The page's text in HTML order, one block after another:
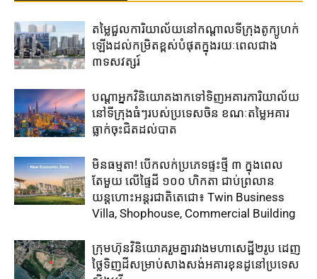
តម្លៃជួល​ការិយាល័យ​នៅ​កណ្តាល​ទីក្រុងតូក្យូ​ហក់​
ឡើង​ដល់​កម្រិត​ខ្ពស់​បំផុត​ក្នុង​រយៈ​ពេល​ជាង​
៣ទសវត្សរ៍​
បណ្តាអ្នកវិនិយោគ​ងាក​ទៅ​ទិញ​អគារការិយាល័យ​
នៅ​ទីក្រុង​ធំៗ​របស់​ប្រទេសចិន ​ខណៈតម្លៃអគារ
ធ្លាក់​ចុះ​ជិត​ដល់​បាត
មិនធម្មតា! បើកលក់ប្រភេទផ្ទះថ្មី ៣ ក្នុងពេល
តែមួយ លើផ្ទៃដី ១០០ ហិកតា ​ជាប់​ព្រលាន
យន្តហោះ​អន្តរជាតិតេជោ៖ ​Twin Business
Villa, Shophouse, Commercial Building
ក្រុមហ៊ុន​វិនិយោគ​រួម​គ្នា​រវាង​មហាសេដ្ឋី២រូប ​ដេញ​
ថ្លៃ​ទិញ​ដី​សម្រាប់​សាងសង់​អគារខុនដូ​នៅ​ប្រទេស​